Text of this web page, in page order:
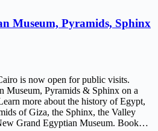
Museum, Pyramids, Sphinx
is now open for public visits.
Museum, Pyramids & Sphinx on a
more about the history of Egypt,
of Giza, the Sphinx, the Valley
Grand Egyptian Museum. Book…